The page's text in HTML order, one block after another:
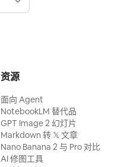
资源
面向 Agent
NotebookLM 替代品
GPT Image 2 幻灯片
Markdown 转 𝕏 文章
Nano Banana 2 与 Pro 对比
AI 修图工具